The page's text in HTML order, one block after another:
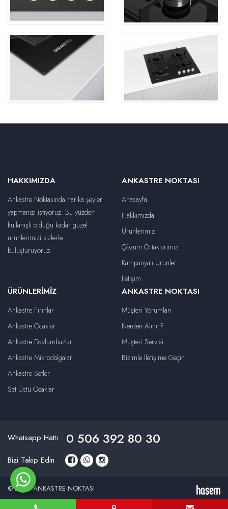
HAKKIMIZDA
Ankastre Noktasında harika şeyler
yapmanızı istiyoruz. Bu yüzden
kullanışlı olduğu kadar güzel
ürünlerimizi sizlerle
buluşturuyoruz.
ANKASTRE NOKTASI
Anasayfa
Hakkımızda
Ürünlerimiz
Çözüm Ortaklarımız
Kampanyalı Ürünler
İletişim
ÜRÜNLERIMIZ
Ankastre Fırınlar
Ankastre Ocaklar
Ankastre Davlumbazlar
Ankastre Mikrodalgalar
Ankastre Setler
Set Üstü Ocaklar
ANKASTRE NOKTASI
Müşteri Yorumları
Nerden Alınır?
Müşteri Servisi
Bizimle İletişime Geçin
Whatsapp Hattı 0 506 392 80 30
Bizi Takip Edin
© 2026 ANKASTRE NOKTASI